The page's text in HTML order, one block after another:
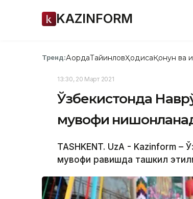
KAZINFORM
Тренд:АқордаТайинловҲодисаҚонун ва
13:30, 20 Март 2021
Ўзбекистонда
мувофиқ
TASHKENT. UzA - Kazinform –
мувофиқ равишда ташкил